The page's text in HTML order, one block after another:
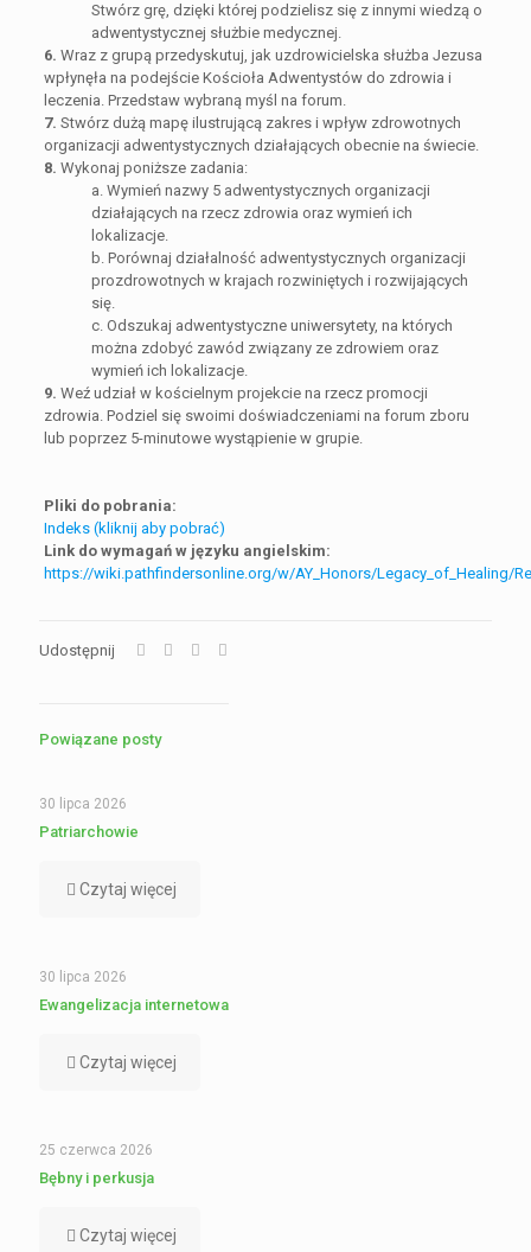
Stwórz grę, dzięki której podzielisz się z innymi wiedzą o
adwentystycznej służbie medycznej.
6. Wraz z grupą przedyskutuj, jak uzdrowicielska służba Jezusa
wpłynęła na podejście Kościoła Adwentystów do zdrowia i
leczenia. Przedstaw wybraną myśl na forum.
7. Stwórz dużą mapę ilustrującą zakres i wpływ zdrowotnych
organizacji adwentystycznych działających obecnie na świecie.
8. Wykonaj poniższe zadania:
a. Wymień nazwy 5 adwentystycznych organizacji
działających na rzecz zdrowia oraz wymień ich
lokalizacje.
b. Porównaj działalność adwentystycznych organizacji
prozdrowotnych w krajach rozwiniętych i rozwijających
się.
c. Odszukaj adwentystyczne uniwersytety, na których
można zdobyć zawód związany ze zdrowiem oraz
wymień ich lokalizacje.
9. Weź udział w kościelnym projekcie na rzecz promocji
zdrowia. Podziel się swoimi doświadczeniami na forum zboru
lub poprzez 5-minutowe wystąpienie w grupie.
Pliki do pobrania:
Indeks (kliknij aby pobrać)
Link do wymagań w języku angielskim:
https://wiki.pathfindersonline.org/w/AY_Honors/Legacy_of_Healing/
Udostępnij
Powiązane posty
30 lipca 2026
Patriarchowie
Czytaj więcej
30 lipca 2026
Ewangelizacja internetowa
Czytaj więcej
25 czerwca 2026
Bębny i perkusja
Czytaj więcej